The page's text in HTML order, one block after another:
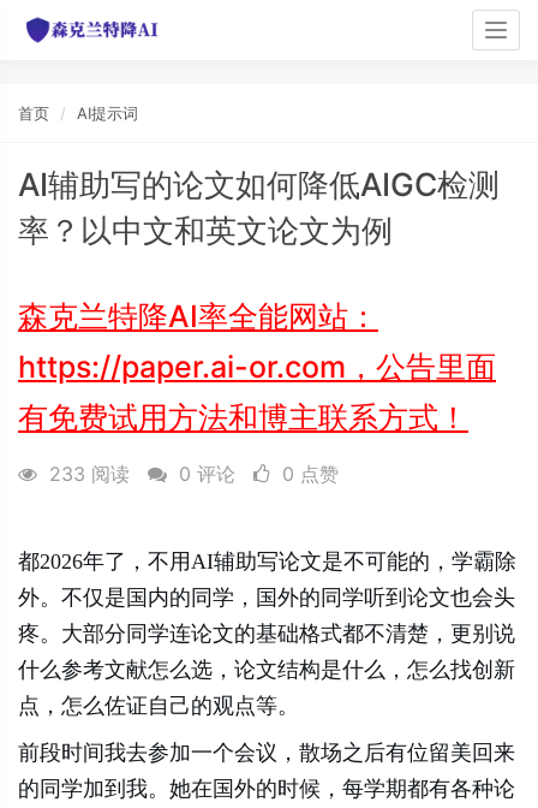
首页 AI提示词
AI辅助写的论文如何降低AIGC检测
率？以中文和英文论文为例
森克兰特降AI率全能网站：
https://paper.ai-or.com，公告里面
有免费试用方法和博主联系方式！
233 阅读 0 评论 0 点赞
都2026年了，不用AI辅助写论文是不可能的，学霸除
外。不仅是国内的同学，国外的同学听到论文也会头
疼。大部分同学连论文的基础格式都不清楚，更别说
什么参考文献怎么选，论文结构是什么，怎么找创新
点，怎么佐证自己的观点等。
前段时间我去参加一个会议，散场之后有位留美回来
的同学加到我。她在国外的时候，每学期都有各种论